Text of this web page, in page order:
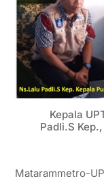
Kepala
Padli.S
Matarammetro-